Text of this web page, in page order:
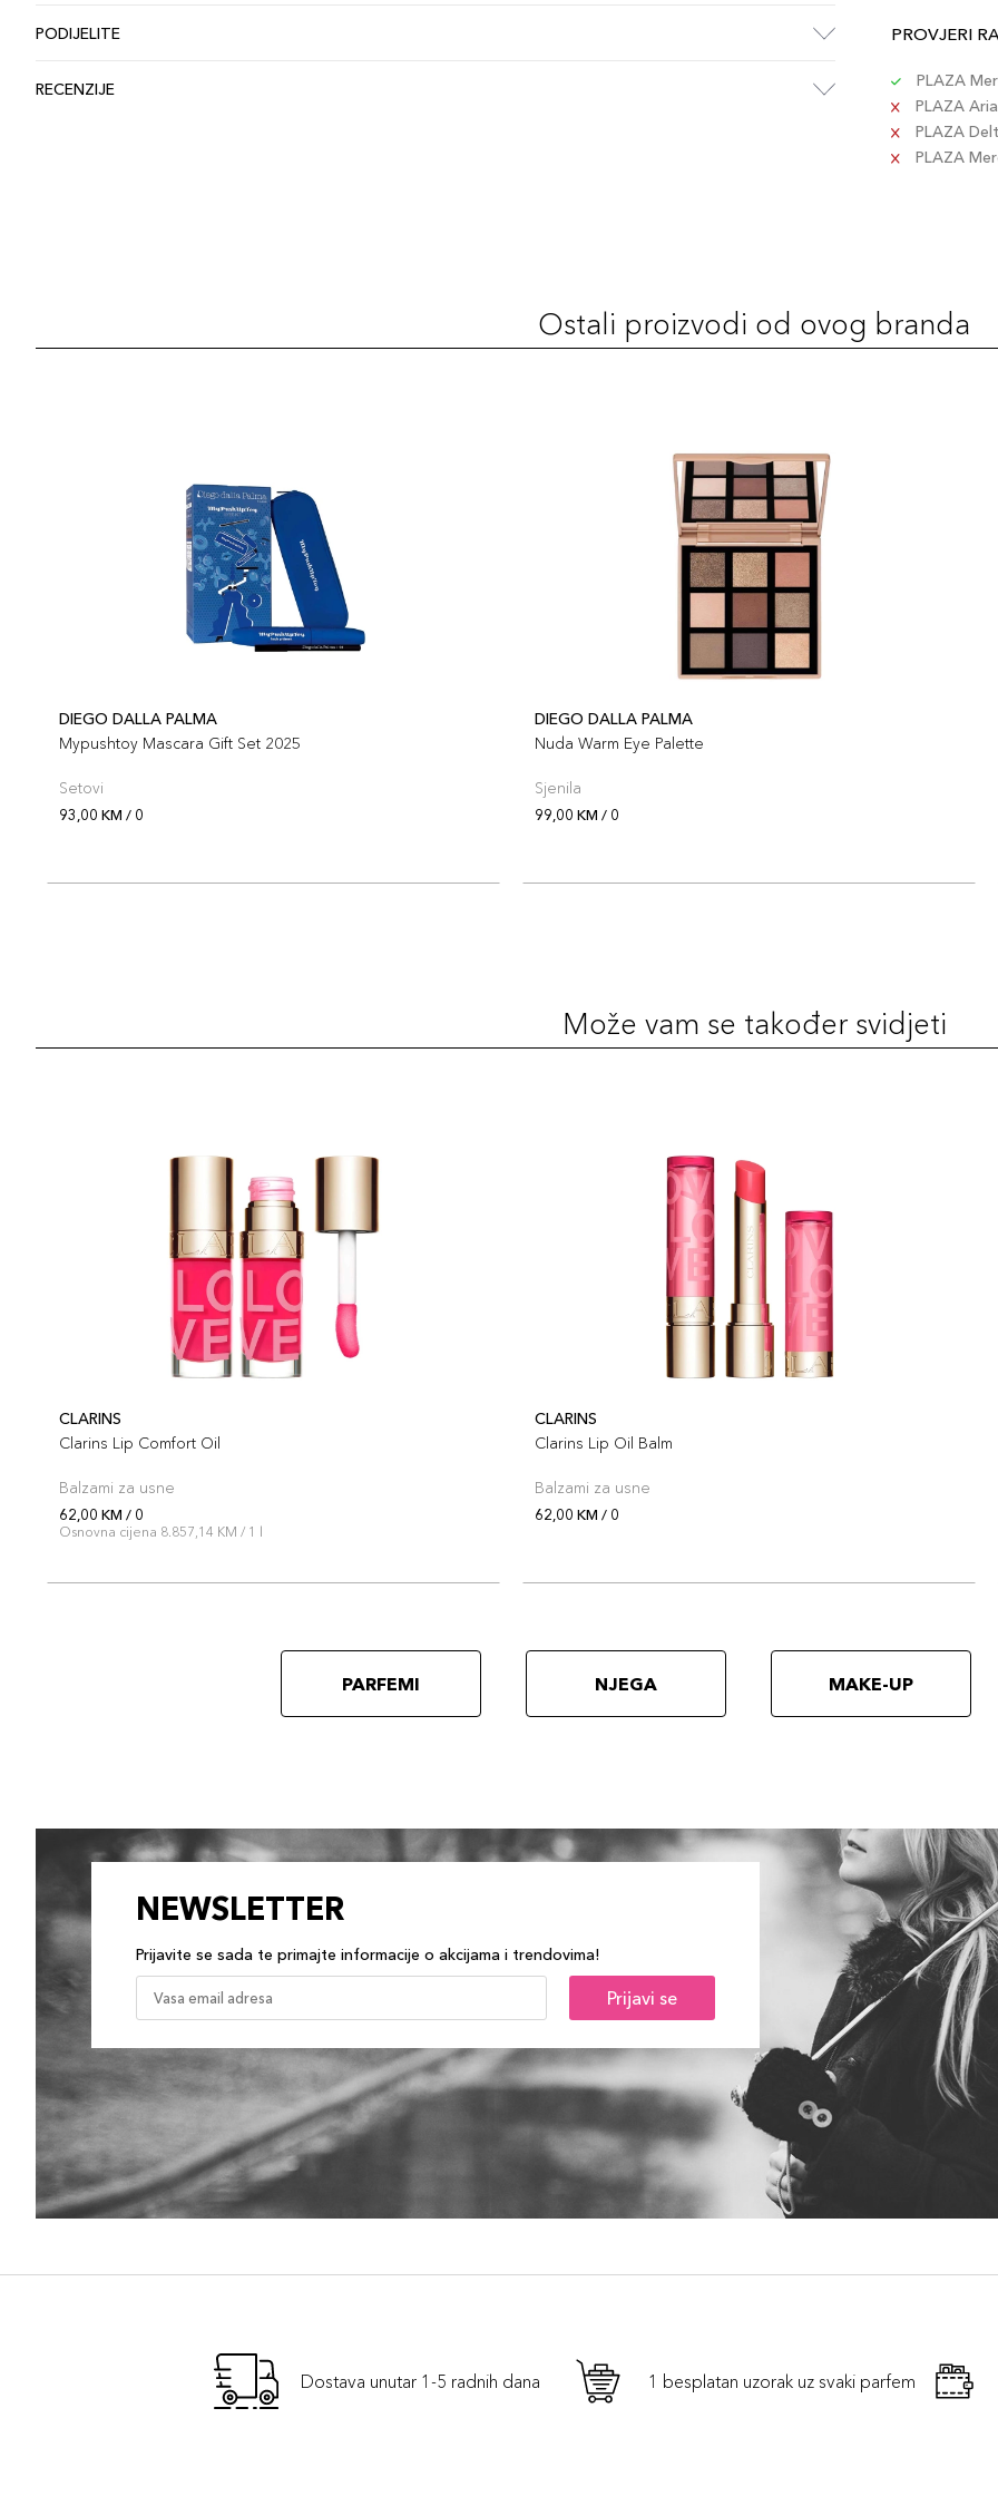
PODIJELITE
RECENZIJE
PROVJERI
PLAZA
PLAZA
PLAZA
PLAZA
Ostali proizvodi od ovog branda
DIEGO DALLA PALMA
Mypushtoy Mascara Gift Set 2025
Setovi
93,00 KM / 0
DIEGO DALLA PALMA
Nuda Warm Eye Palette
Sjenila
99,00 KM / 0
Može vam se također svidjeti
CLARINS
Clarins Lip Comfort Oil
Balzami za usne
62,00 KM / 0
Osnovna cijena 8.857,14 KM / 1 l
CLARINS
Clarins Lip Oil Balm
Balzami za usne
62,00 KM / 0
PARFEMI NJEGA MAKE-UP
NEWSLETTER
Prijavite se sada te primajte informacije o akcijama i trendovima!
Prijavi se
Dostava unutar 1-5 radnih dana 1 besplatan uzorak uz svaki parfem